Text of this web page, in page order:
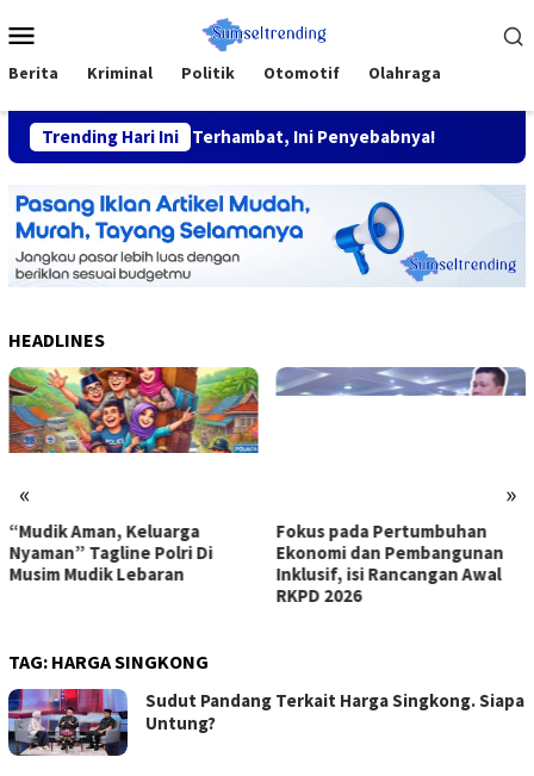
to
contentMenu
Berita Kriminal Politik Otomotif Olahraga
Trending Hari Ini
Desa Terhambat, Ini Penyebabnya!
HEADLINES
« »
“Mudik Aman, Keluarga
Nyaman” Tagline Polri Di
Musim Mudik Lebaran
Fokus pada Pertumbuhan
Ekonomi dan Pembangunan
Inklusif, isi Rancangan Awal
RKPD 2026
TAG: HARGA SINGKONG
Sudut Pandang Terkait Harga Singkong. Siapa
Untung?